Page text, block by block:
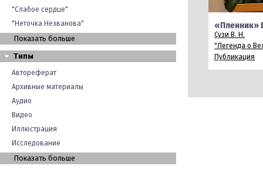
"Слабое сердце"
"Неточка Незванова"
Показать больше
Типы
Автореферат
Архивные материалы
Аудио
Видео
Иллюстрация
Исследование
Показать больше
«Пленник»
Сузи В. Н.
"Легенда о
Публикация